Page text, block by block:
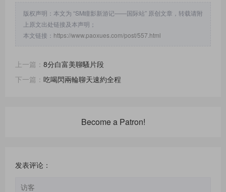
版权声明：本文为 “SM瞳影新游记——国际站” 原创文章，转载请附
上原文出处链接及本声明；
本文链接： https://www.paoxues.com/post/557.html
上一篇： 8分白富美聊騷片段
下一篇： 吃喝閃兩輪聊天速約全程
Become a Patron!
发表评论：